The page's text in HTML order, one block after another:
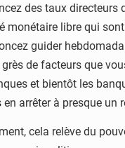
des taux
libre qui
guider
de facteurs que
et bientôt les
arrêter à presque un
cela relève du